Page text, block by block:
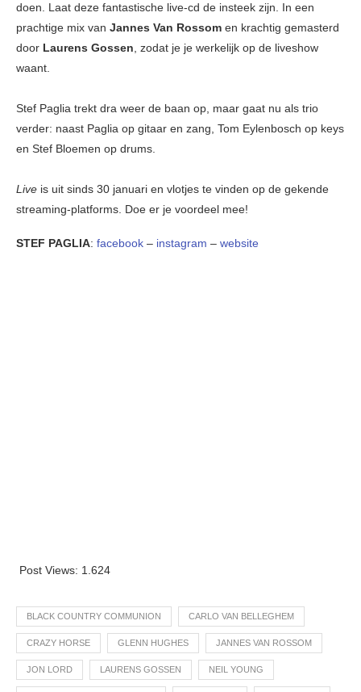
doen. Laat deze fantastische live-cd de insteek zijn. In een
prachtige mix van Jannes Van Rossom en krachtig gemasterd
door Laurens Gossen, zodat je je werkelijk op de liveshow
waant.
Stef Paglia trekt dra weer de baan op, maar gaat nu als trio
verder: naast Paglia op gitaar en zang, Tom Eylenbosch op keys
en Stef Bloemen op drums.
Live is uit sinds 30 januari en vlotjes te vinden op de gekende
streaming-platforms. Doe er je voordeel mee!
STEF PAGLIA: facebook – instagram – website
Post Views: 1.624
BLACK COUNTRY COMMUNION CARLO VAN BELLEGHEM
CRAZY HORSE GLENN HUGHES JANNES VAN ROSSOM
JON LORD LAURENS GOSSEN NEIL YOUNG